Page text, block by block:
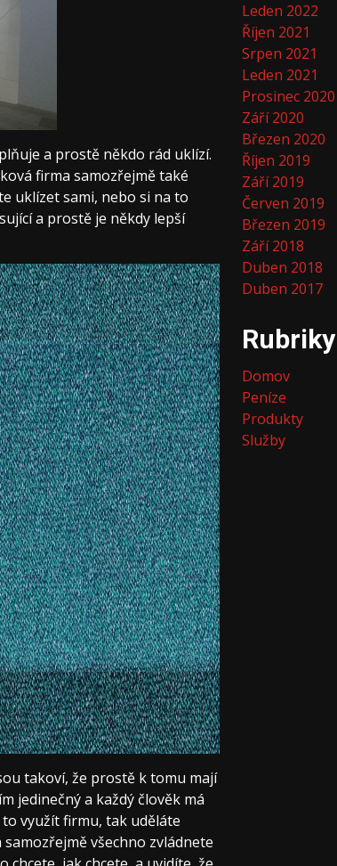
a prostě někdo rád uklízí.
firma samozřejmě také
uklízet sami, nebo si na to
a prostě je někdy lepší
takoví, že prostě k tomu mají
jedinečný a každý člověk má
to využít firmu, tak uděláte
všechno zvládnete
Leden 2022
Říjen 2021
Srpen 2021
Leden 2021
Prosinec 2020
Září 2020
Březen 2020
Říjen 2019
Září 2019
Červen 2019
Březen 2019
Září 2018
Duben 2018
Duben 2017
Rubriky
Domov
Peníze
Produkty
Služby